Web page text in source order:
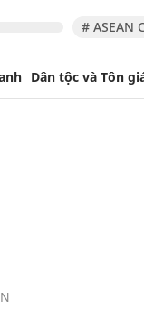
# ASEAN
Dân tộc và Tôn